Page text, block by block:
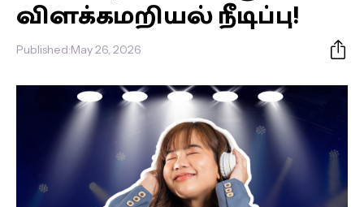
விளக்கமறியல் நீடிப்பு!
Published:May 26, 2026